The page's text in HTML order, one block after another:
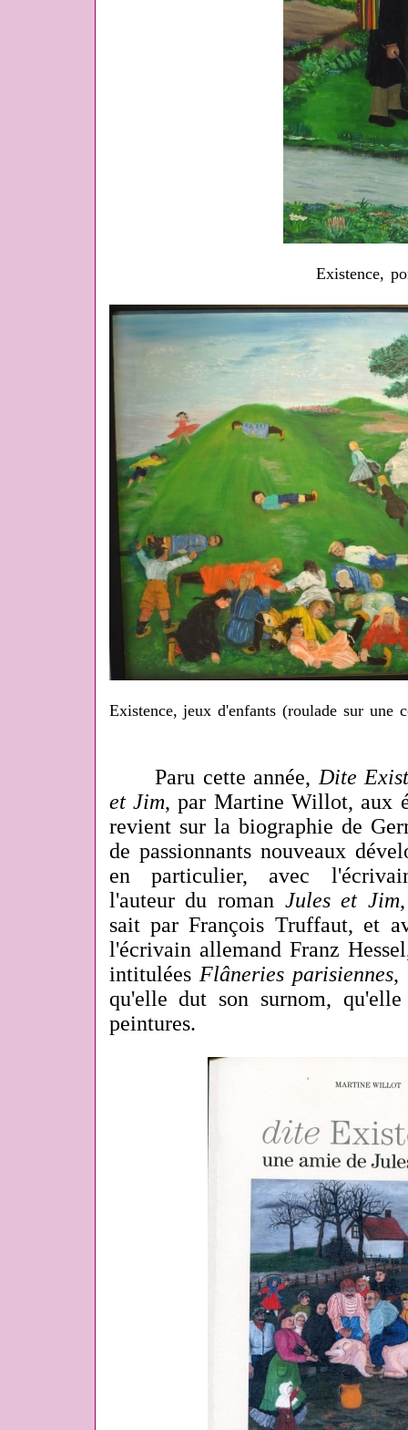
Existence,
Existence, jeux d'enfants (roulade sur une
Paru cette année, Dite
et Jim, par Martine Willot, aux
revient sur la biographie de
de passionnants nouveaux
en particulier, avec
l'auteur du roman Jules et Jim
sait par François Truffaut, et
l'écrivain allemand Franz
intitulées Flâneries parisiennes,
qu'elle dut son surnom,
peintures.